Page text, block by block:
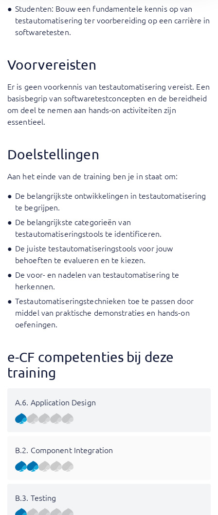
Studenten: Bouw een fundamentele kennis op van
testautomatisering ter voorbereiding op een carrière in
softwaretesten.
Voorvereisten
Er is geen voorkennis van testautomatisering vereist. Een
basisbegrip van softwaretestconcepten en de bereidheid
om deel te nemen aan hands-on activiteiten zijn
essentieel.
Doelstellingen
Aan het einde van de training ben je in staat om:
De belangrijkste ontwikkelingen in testautomatisering
te begrijpen.
De belangrijkste categorieën van
testautomatiseringstools te identificeren.
De juiste testautomatiseringstools voor jouw
behoeften te evalueren en te kiezen.
De voor- en nadelen van testautomatisering te
herkennen.
Testautomatiseringstechnieken toe te passen door
middel van praktische demonstraties en hands-on
oefeningen.
e-CF competenties bij deze
training
A.6. Application Design
B.2. Component Integration
B.3. Testing